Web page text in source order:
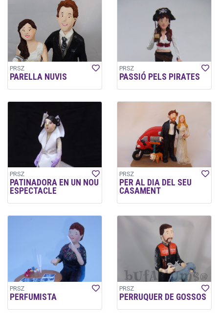
PRSZ
PARELLA NUVIS
PRSZ
PASSIÓ PELS PIRATES
PRSZ
PATINADORA EN UN NOU
ESPECTACLE
PRSZ
PER AL DIA DEL SEU
CASAMENT
PRSZ
PERFUMISTA
PRSZ
PERRUQUER DE GOSSOS